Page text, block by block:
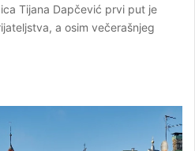
Tijana Dapčević prvi put je
a osim večerašnjeg